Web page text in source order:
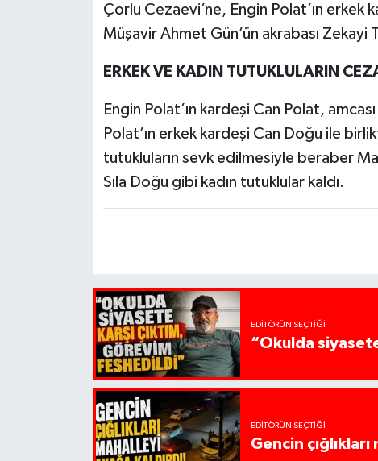
Çorlu Cezaevi’ne, Engin Polat’ın
Müşavir Ahmet Gün’ün akrabası
ERKEK VE KADIN TUTUKLULARIN
Engin Polat’ın kardeşi Can Polat,
Polat’ın erkek kardeşi Can Doğu ile
tutukluların sevk edilmesiyle beraber
Sıla Doğu gibi kadın tutuklular kaldı.
EDITÖRÜN SEÇTIĞI
“Okulda
EDITÖRÜN SEÇTIĞI
Gencin